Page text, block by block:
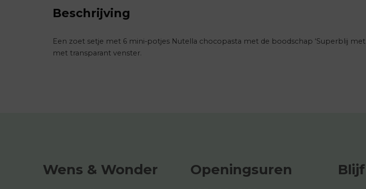
Beschrijving
Een zoet setje met 6 mini-potjes Nutella chocopasta met de boodschap ‘Superblij
met transparant venster.
Wens & Wonder Openingsuren